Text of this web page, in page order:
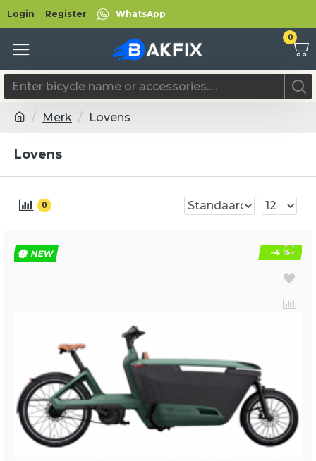
Login Register WhatsApp
0
Merk Lovens
Lovens
0
NEW -4 %